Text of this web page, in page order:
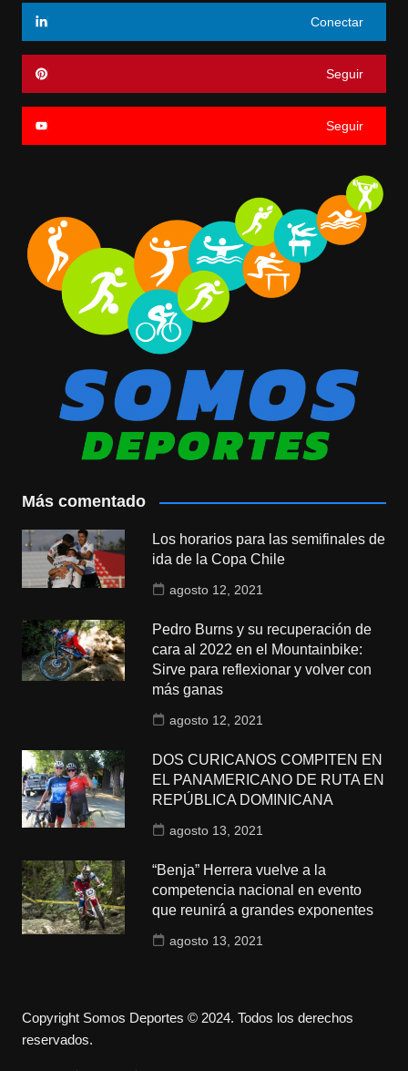
Conectar
Seguir
Seguir
Más comentado
Los horarios para las semifinales de
ida de la Copa Chile
agosto 12, 2021
Pedro Burns y su recuperación de
cara al 2022 en el Mountainbike:
Sirve para reflexionar y volver con
más ganas
agosto 12, 2021
DOS CURICANOS COMPITEN EN
EL PANAMERICANO DE RUTA EN
REPÚBLICA DOMINICANA
agosto 13, 2021
“Benja” Herrera vuelve a la
competencia nacional en evento
que reunirá a grandes exponentes
agosto 13, 2021
Copyright Somos Deportes © 2024. Todos los derechos
reservados.